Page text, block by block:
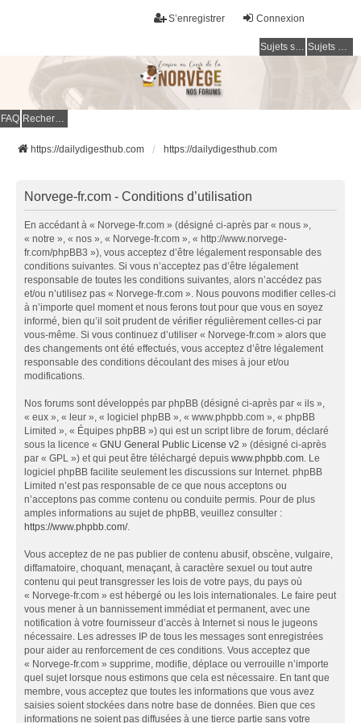
Connexion
S’enregistrer
Sujets sans réponse Sujets actifs
FAQ Rechercher
https://dailydigesthub.com https://dailydigesthub.com
Norvege-fr.com - Conditions d’utilisation
En accédant à « Norvege-fr.com » (désigné ci-après par « nous »,
« notre », « nos », « Norvege-fr.com », « http://www.norvege-
fr.com/phpBB3 »), vous acceptez d’être légalement responsable des
conditions suivantes. Si vous n’acceptez pas d’être légalement
responsable de toutes les conditions suivantes, alors n’accédez pas
et/ou n’utilisez pas « Norvege-fr.com ». Nous pouvons modifier celles-ci
à n’importe quel moment et nous ferons tout pour que vous en soyez
informé, bien qu’il soit prudent de vérifier régulièrement celles-ci par
vous-même. Si vous continuez d’utiliser « Norvege-fr.com » alors que
des changements ont été effectués, vous acceptez d’être légalement
responsable des conditions découlant des mises à jour et/ou
modifications.
Nos forums sont développés par phpBB (désigné ci-après par « ils »,
« eux », « leur », « logiciel phpBB », « www.phpbb.com », « phpBB
Limited », « Équipes phpBB ») qui est un script libre de forum, déclaré
sous la licence « GNU General Public License v2 » (désigné ci-après
par « GPL ») et qui peut être téléchargé depuis www.phpbb.com. Le
logiciel phpBB facilite seulement les discussions sur Internet. phpBB
Limited n’est pas responsable de ce que nous acceptons ou
n’acceptons pas comme contenu ou conduite permis. Pour de plus
amples informations au sujet de phpBB, veuillez consulter :
https://www.phpbb.com/.
Vous acceptez de ne pas publier de contenu abusif, obscène, vulgaire,
diffamatoire, choquant, menaçant, à caractère sexuel ou tout autre
contenu qui peut transgresser les lois de votre pays, du pays où
« Norvege-fr.com » est hébergé ou les lois internationales. Le faire peut
vous mener à un bannissement immédiat et permanent, avec une
notification à votre fournisseur d’accès à Internet si nous le jugeons
nécessaire. Les adresses IP de tous les messages sont enregistrées
pour aider au renforcement de ces conditions. Vous acceptez que
« Norvege-fr.com » supprime, modifie, déplace ou verrouille n’importe
quel sujet lorsque nous estimons que cela est nécessaire. En tant que
membre, vous acceptez que toutes les informations que vous avez
saisies soient stockées dans notre base de données. Bien que ces
informations ne soient pas diffusées à une tierce partie sans votre